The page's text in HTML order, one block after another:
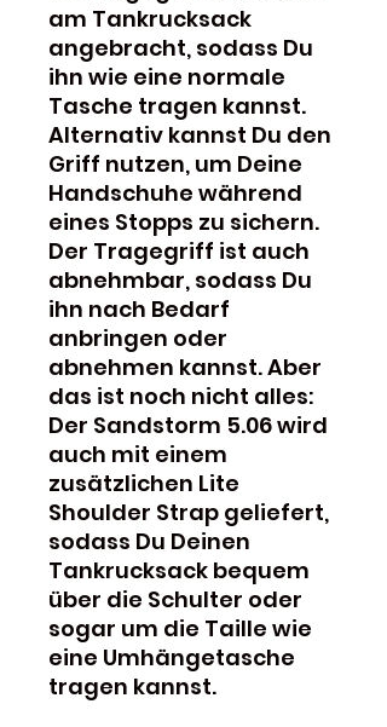
am Tankrucksack
angebracht, sodass Du
ihn wie eine normale
Tasche tragen kannst.
Alternativ kannst Du den
Griff nutzen, um Deine
Handschuhe während
eines Stopps zu sichern.
Der Tragegriff ist auch
abnehmbar, sodass Du
ihn nach Bedarf
anbringen oder
abnehmen kannst. Aber
das ist noch nicht alles:
Der Sandstorm 5.06 wird
auch mit einem
zusätzlichen Lite
Shoulder Strap geliefert,
sodass Du Deinen
Tankrucksack bequem
über die Schulter oder
sogar um die Taille wie
eine Umhängetasche
tragen kannst.